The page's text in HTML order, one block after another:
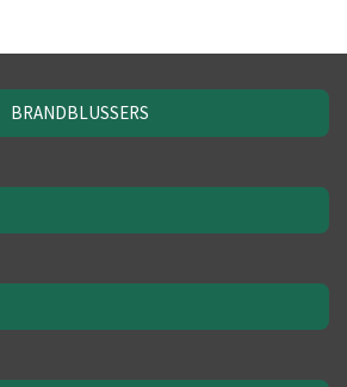
BRANDBLUSSERS